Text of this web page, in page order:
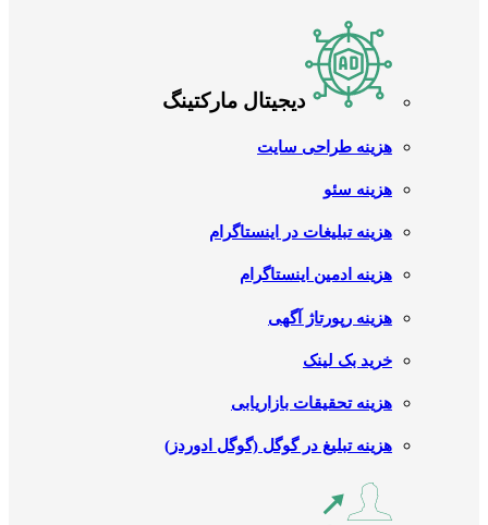
دیجیتال مارکتینگ
هزینه طراحی سایت
هزینه سئو
هزینه تبلیغات در اینستاگرام
هزینه ادمین اینستاگرام
هزینه رپورتاژ آگهی
خرید بک لینک
هزینه تحقیقات بازاریابی
هزینه تبلیغ در گوگل (گوگل ادوردز)